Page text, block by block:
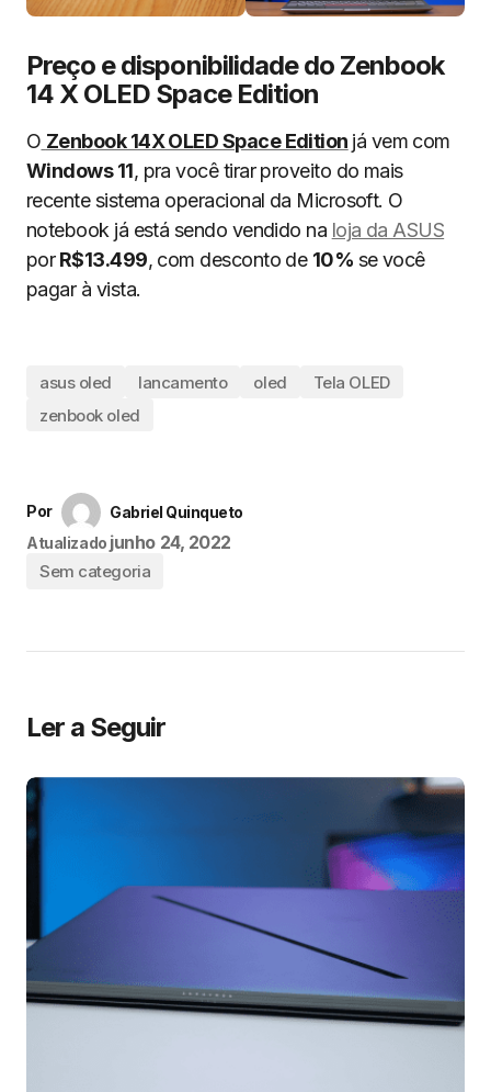
Preço e disponibilidade do Zenbook
14 X OLED Space Edition
O Zenbook 14X OLED Space Edition já vem com
Windows 11, pra você tirar proveito do mais
recente sistema operacional da Microsoft. O
notebook já está sendo vendido na loja da ASUS
porR$13.499, com desconto de 10% se você
pagar à vista.
asus oled lancamento oled
Tela OLED
zenbook oled
Por
Gabriel Quinqueto
Atualizado junho 24, 2022
Sem categoria
Ler a Seguir